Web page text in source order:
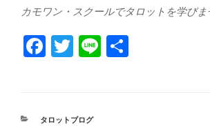
カモワン・スクールでタロットを学びま
Fa
ok
T
r
Li
カ
タロットブログ